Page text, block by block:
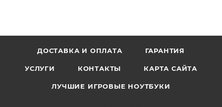
ДОСТАВКА И ОПЛАТА ГАРАНТИЯ
УСЛУГИ КОНТАКТЫ КАРТА САЙТА
ЛУЧШИЕ ИГРОВЫЕ НОУТБУКИ